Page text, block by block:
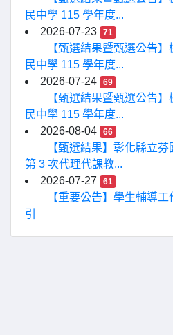
民中學 115 學年度...
2026-07-23
71
【甄選結果暨甄選公告
民中學 115 學年度...
2026-07-24
69
【甄選結果暨甄選公告
民中學 115 學年度...
2026-08-04
66
【甄選結果】彰化縣立
第 3 次代理代課教...
2026-07-27
61
【重要公告】學生輔導
引